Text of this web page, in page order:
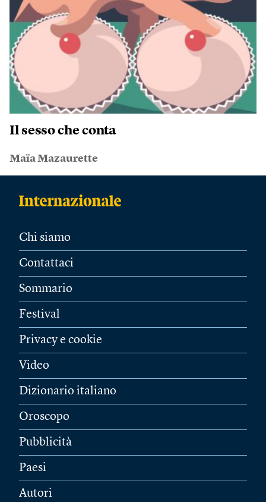
Il sesso che conta
Maïa Mazaurette
Chi siamo
Contattaci
Sommario
Festival
Privacy e cookie
Video
Dizionario italiano
Oroscopo
Pubblicità
Paesi
Autori